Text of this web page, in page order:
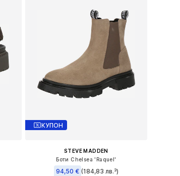
КУПОН
STEVE MADDEN
Боти Chelsea 'Raquel'
94,50 € (184,83 лв.³)